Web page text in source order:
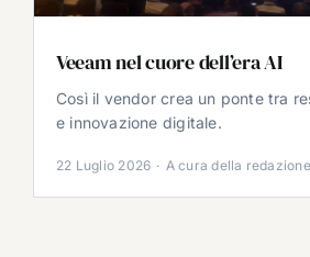
Veeam nel cuore dell’era AI
Così il vendor crea un ponte tra
e innovazione digitale.
22 Luglio 2026 · A cura della redazione